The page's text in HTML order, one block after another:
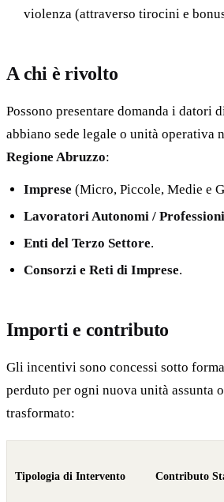
violenza (attraverso tirocini e
A chi è rivolto
Possono presentare domanda i datori
abbiano sede legale o unità operativa
Regione Abruzzo:
Imprese (Micro, Piccole, Medie e
Lavoratori Autonomi /
Enti del Terzo Settore.
Consorzi e Reti di Imprese.
Importi e contributo
Gli incentivi sono concessi sotto
perduto per ogni nuova unità assunta
trasformato:
Tipologia di Intervento Contributo